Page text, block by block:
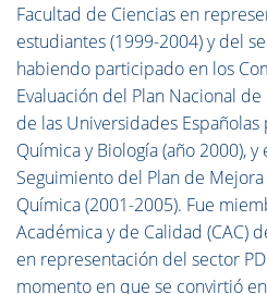
Facultad de Ciencias en
estudiantes (1999-2004) y del
habiendo participado en los
Evaluación del Plan Nacional
de las Universidades
Química y Biología (año 2000),
Seguimiento del Plan de
Química (2001-2005). Fue
Académica y de Calidad (CAC)
en representación del sector
momento en que se convirtió